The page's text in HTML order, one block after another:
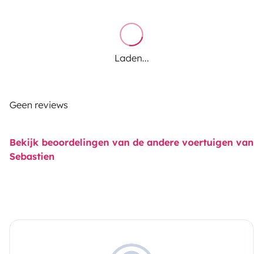
Laden...
Geen reviews
Bekijk beoordelingen van de andere voertuigen van
Sebastien